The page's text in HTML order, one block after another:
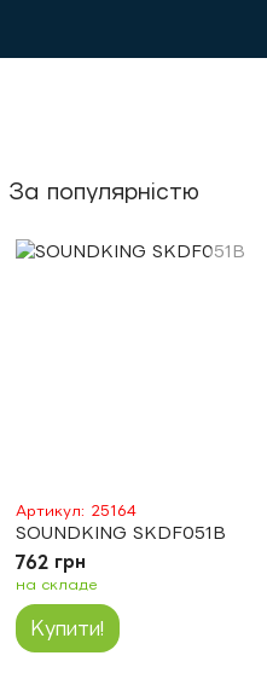
За популярністю
Артикул: 25164
SOUNDKING SKDF051B
762 грн
на складе
Купити!